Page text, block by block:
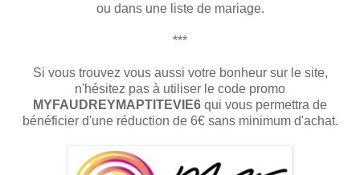
ou dans une liste de mariage.
***
Si vous trouvez vous aussi votre bonheur sur le site,
n'hésitez pas à utiliser le code promo
MYFAUDREYMAPTITEVIE6 qui vous permettra de
bénéficier d'une réduction de 6€ sans minimum d'achat.